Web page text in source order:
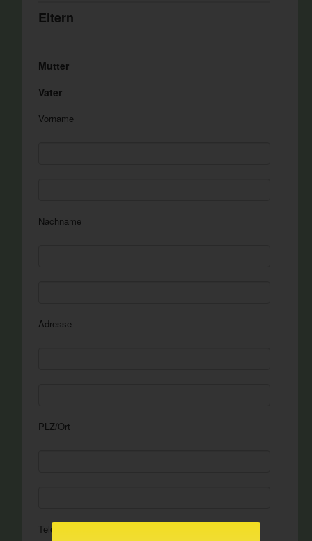
Eltern
Mutter
Vater
Vorname
Nachname
Adresse
PLZ/Ort
Telefon Privat